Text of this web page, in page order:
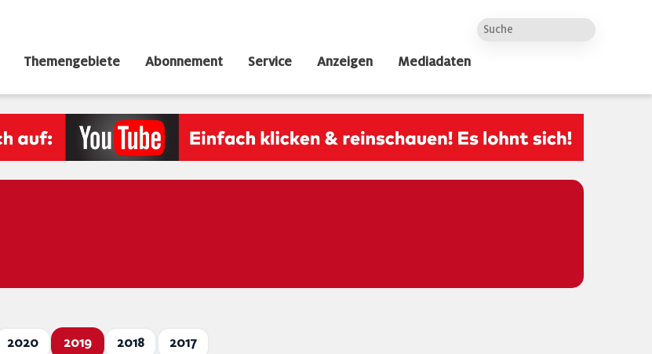
Themengebiete Abonnement Service Anzeigen Mediadaten
2020 2019 2018 2017